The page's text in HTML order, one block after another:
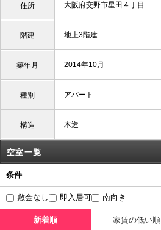
住所 大阪府交野市星田４丁目
階建 地上3階建
築年月 2014年10月
種別 アパート
構造 木造
空室一覧
条件
敷金なし 即入居可 南向き
新着順 家賃の低い順